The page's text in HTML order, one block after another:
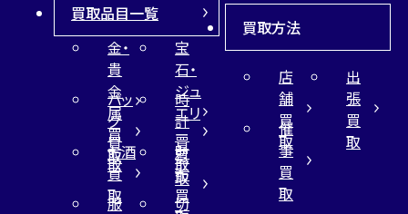
買取品目一覧
金・
貴
金
属
買
取
宝
石・
ジュ
エリ
ー
買
取
バッ
グ
買
取
時
計
買
取
お酒
買
取
財
布
買
服
切
買取方法
店
舗
買
取
出
張
買
取
催
事
買
取